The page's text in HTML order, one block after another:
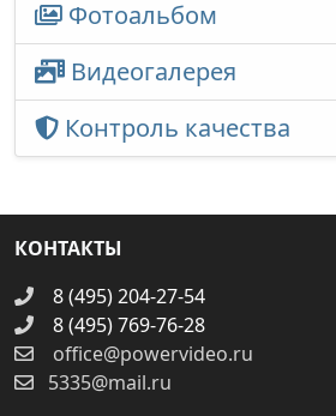
Фотоальбом
Видеогалерея
Контроль качества
КОНТАКТЫ
8 (495) 204-27-54
8 (495) 769-76-28
office@powervideo.ru
5335@mail.ru